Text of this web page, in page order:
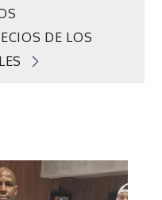
DE LOS